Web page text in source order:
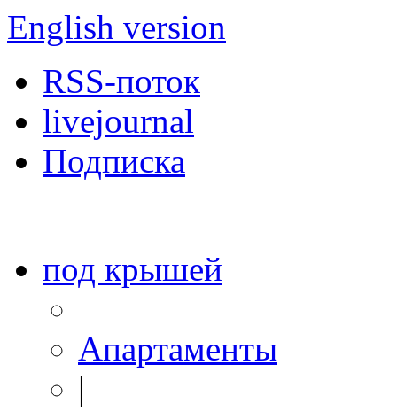
English version
RSS-поток
livejournal
Подписка
под крышей
Апартаменты
|